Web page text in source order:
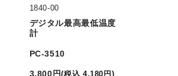
1840-00
デジタル最高最低温度
計
PC-3510
3,800 円